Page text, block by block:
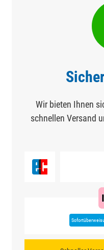
Wir bieten Ihnen
schnellen Versand